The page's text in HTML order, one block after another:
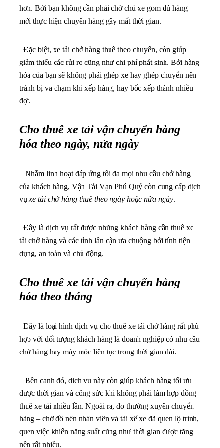
hơn. Bởi bạn không cần phải chờ chủ xe gom đủ hàng
mới thực hiện chuyển hàng gây mất thời gian.
Đặc biệt, xe tải chở hàng thuê theo chuyến, còn giúp
giảm thiểu các rủi ro cũng như chi phí phát sinh. Bởi hàng
hóa của bạn sẽ không phải ghép xe hay ghép chuyển nên
tránh bị va chạm khi xếp hàng, hay bốc xếp thành nhiều
đợt.
Cho thuê xe tải vận chuyển hàng
hóa theo ngày, nửa ngày
Nhằm linh hoạt đáp ứng tối đa mọi nhu cầu chở hàng
của khách hàng, Vận Tải Vạn Phú Quý còn cung cấp dịch
vụ xe tải chở hàng thuê theo ngày hoặc nửa ngày.
Đây là dịch vụ rất được những khách hàng cần thuê xe
tải chở hàng và các tỉnh lân cận ưa chuộng bởi tính tiện
dụng, an toàn và chủ động.
Cho thuê xe tải vận chuyển hàng
hóa theo tháng
Đây là loại hình dịch vụ cho thuê xe tải chở hàng rất phù
hợp với đối tượng khách hàng là doanh nghiệp có nhu cầu
chở hàng hay máy móc liên tục trong thời gian dài.
Bên cạnh đó, dịch vụ này còn giúp khách hàng tối ưu
được thời gian và công sức khi không phải làm hợp đồng
thuê xe tải nhiều lần. Ngoài ra, do thường xuyên chuyển
hàng – chở đồ nên nhân viên và tài xế xe đã quen lộ trình,
quen việc khiến năng suất cũng như thời gian được tăng
nên rất nhiều.